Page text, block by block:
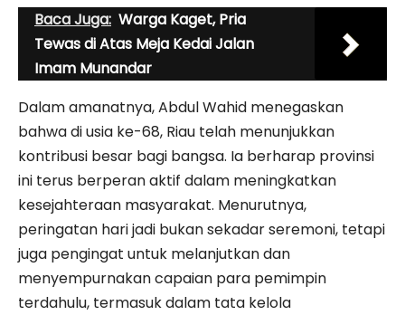
Baca Juga: Warga Kaget, Pria
Tewas di Atas Meja Kedai Jalan
Imam Munandar
Dalam amanatnya, Abdul Wahid menegaskan
bahwa di usia ke-68, Riau telah menunjukkan
kontribusi besar bagi bangsa. Ia berharap provinsi
ini terus berperan aktif dalam meningkatkan
kesejahteraan masyarakat. Menurutnya,
peringatan hari jadi bukan sekadar seremoni, tetapi
juga pengingat untuk melanjutkan dan
menyempurnakan capaian para pemimpin
terdahulu, termasuk dalam tata kelola